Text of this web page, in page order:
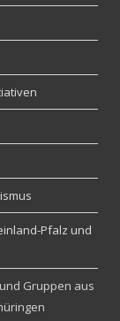
Pfalz und
Gruppen aus